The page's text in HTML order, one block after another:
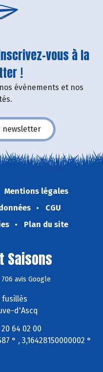
vous à la
!
événements et nos
newsletter
Mentions légales
CGU
Plan du site
Saisons
706 avis Google
fusillés
d'Ascq
20 64 02 00
° , 3,16428150000002 °